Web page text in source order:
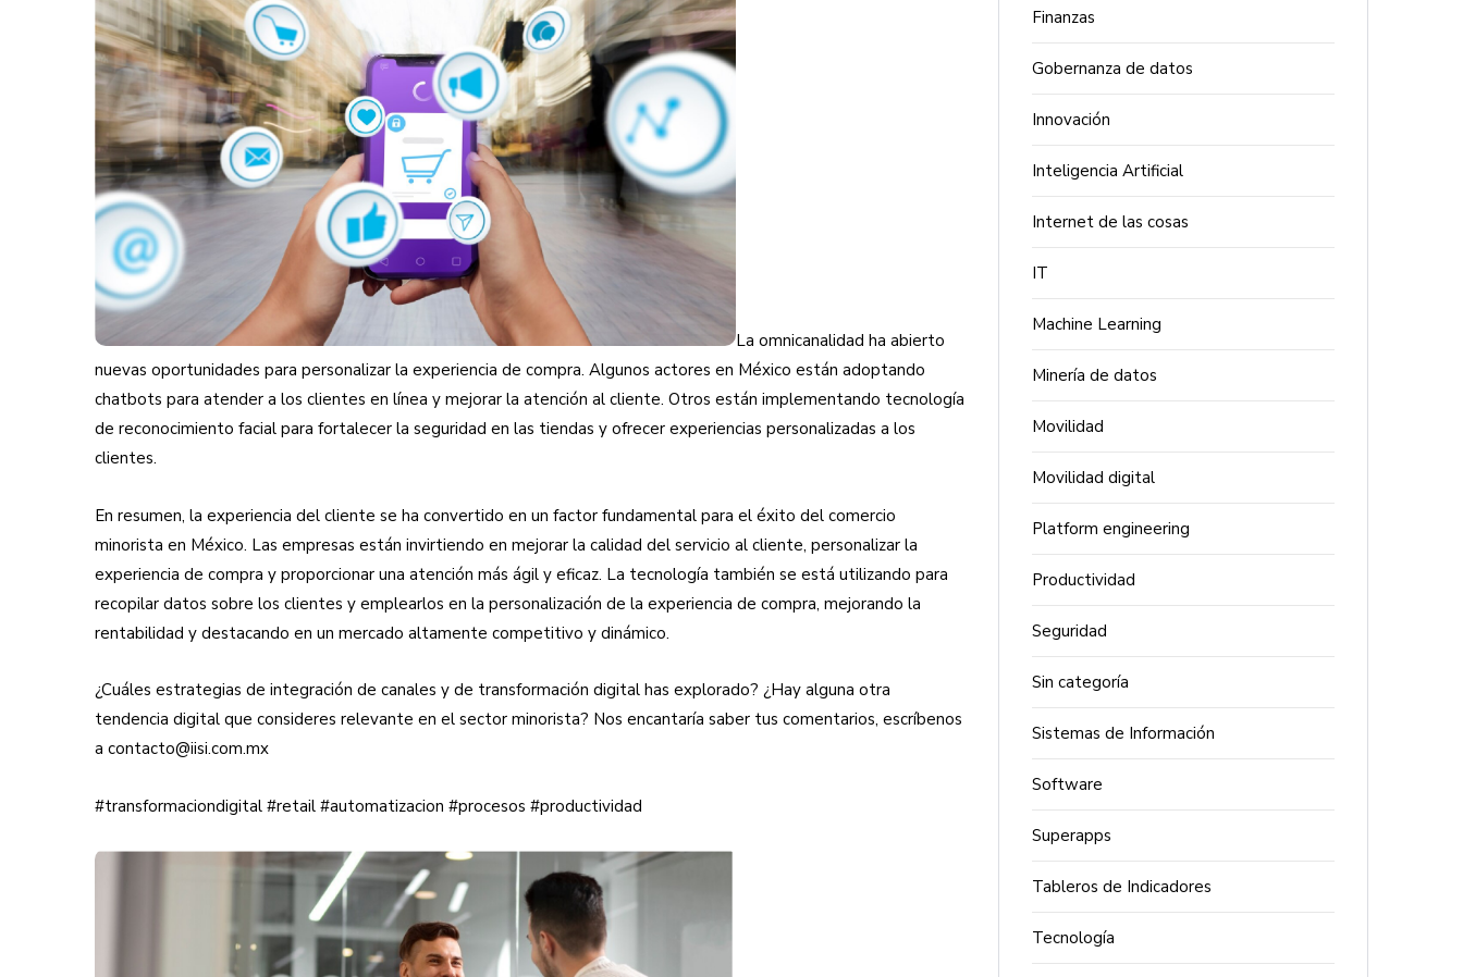
Finanzas
Gobernanza de datos
Innovación
Inteligencia Artificial
Internet de las cosas
IT
Machine Learning
Minería de datos
Movilidad
Movilidad digital
Platform engineering
Productividad
Seguridad
Sin categoría
Sistemas de Información
Software
Superapps
Tableros de Indicadores
Tecnología
La omnicanalidad ha abierto
nuevas oportunidades para personalizar la experiencia de compra. Algunos actores en México están adoptando
chatbots para atender a los clientes en línea y mejorar la atención al cliente. Otros están implementando tecnología
de reconocimiento facial para fortalecer la seguridad en las tiendas y ofrecer experiencias personalizadas a los
clientes.
En resumen, la experiencia del cliente se ha convertido en un factor fundamental para el éxito del comercio
minorista en México. Las empresas están invirtiendo en mejorar la calidad del servicio al cliente, personalizar la
experiencia de compra y proporcionar una atención más ágil y eficaz. La tecnología también se está utilizando para
recopilar datos sobre los clientes y emplearlos en la personalización de la experiencia de compra, mejorando la
rentabilidad y destacando en un mercado altamente competitivo y dinámico.
¿Cuáles estrategias de integración de canales y de transformación digital has explorado? ¿Hay alguna otra
tendencia digital que consideres relevante en el sector minorista? Nos encantaría saber tus comentarios, escríbenos
a contacto@iisi.com.mx
#transformaciondigital #retail #automatizacion #procesos #productividad